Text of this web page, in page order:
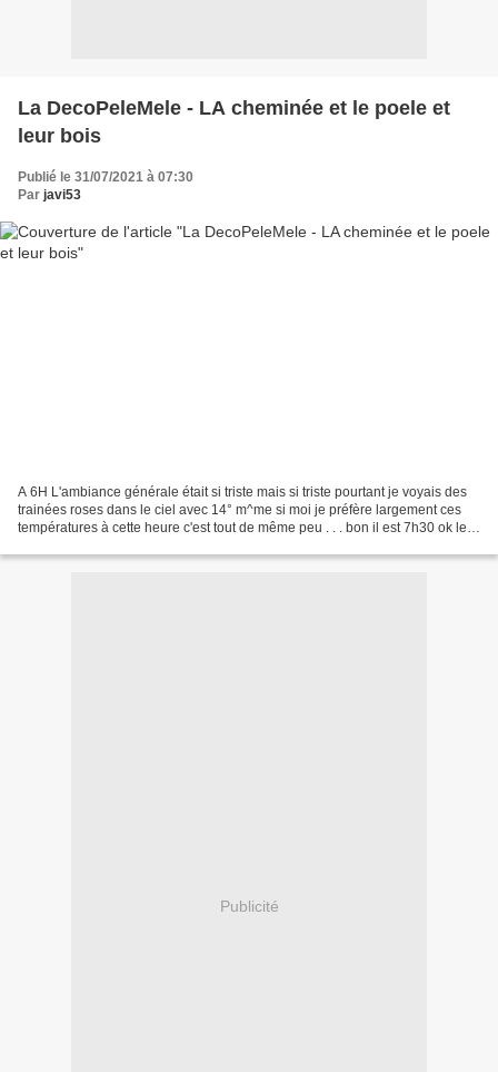
La DecoPeleMele - LA cheminée et le poele et
leur bois
Publié le 31/07/2021 à 07:30
Par javi53
A 6H L'ambiance générale était si triste mais si triste pourtant je voyais des
trainées roses dans le ciel avec 14° m^me si moi je préfère largement ces
températures à cette heure c'est tout de même peu . . . bon il est 7h30 ok le
Publicité